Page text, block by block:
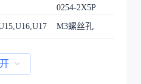
0254-2X5P
M3螺丝孔